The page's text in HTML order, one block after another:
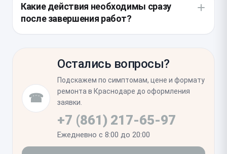
компонент.
они потеряли эластичность, необходимо нанести
новый слой герметика, чтобы предотвратить
попадание пыли внутрь устройства после сборки.
Какие действия необходимы сразу
после завершения работ?
важно убедиться в корректном функционировании
автофокуса и отсутствии ошибок в системном
журнале, которые могут возникнуть из-за
нарушения привязки нового компонента к плате.
☎
Остались вопросы?
Подскажем по симптомам, цене и формату
ремонта в Краснодаре до оформления
заявки.
+7 (861) 217-65-97
Ежедневно с 8:00 до 20:00